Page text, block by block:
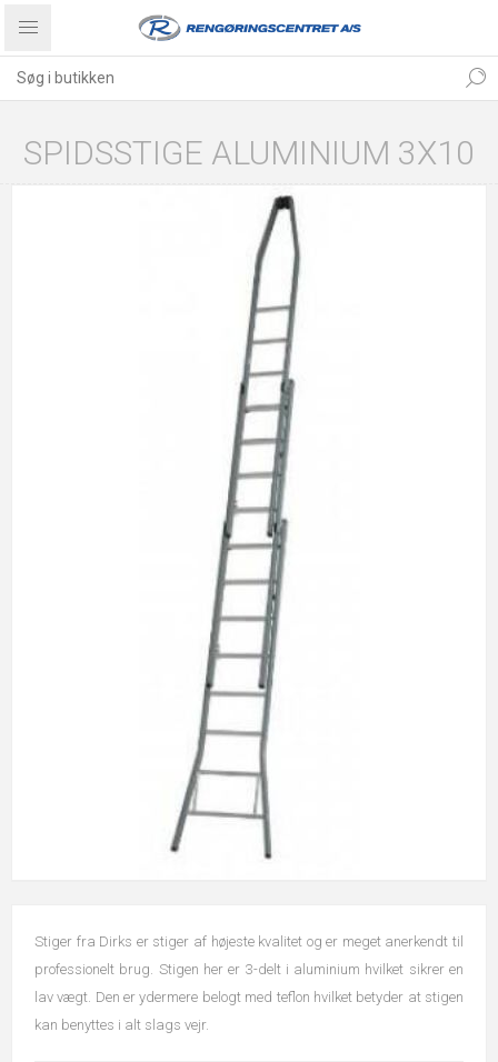
SPIDSSTIGE ALUMINIUM 3X10
Stiger fra Dirks er stiger af højeste kvalitet og er meget anerkendt til
professionelt brug. Stigen her er 3-delt i aluminium hvilket sikrer en
lav vægt. Den er ydermere belogt med teflon hvilket betyder at stigen
kan benyttes i alt slags vejr.